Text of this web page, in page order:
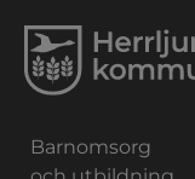
Barnomsorg